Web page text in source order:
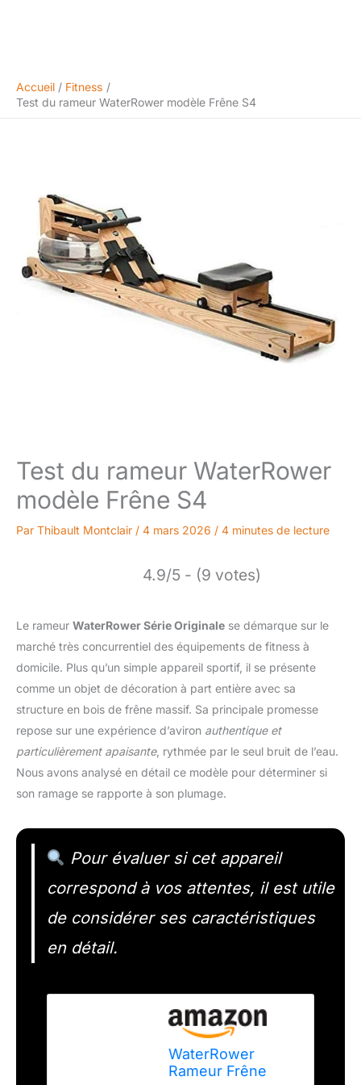
Accueil
Fitness
Test du rameur WaterRower modèle Frêne S4
Test du rameur WaterRower
modèle Frêne S4
Par Thibault Montclair / 4 mars 2026 / 4 minutes de lecture
4.9/5 - (9 votes)
Le rameur WaterRower Série Originale se démarque sur le
marché très concurrentiel des équipements de fitness à
domicile. Plus qu’un simple appareil sportif, il se présente
comme un objet de décoration à part entière avec sa
structure en bois de frêne massif. Sa principale promesse
repose sur une expérience d’aviron authentique et
particulièrement apaisante, rythmée par le seul bruit de l’eau.
Nous avons analysé en détail ce modèle pour déterminer si
son ramage se rapporte à son plumage.
Pour évaluer si cet appareil
correspond à vos attentes, il est utile
de considérer ses caractéristiques
en détail.
WaterRower
Rameur Frêne